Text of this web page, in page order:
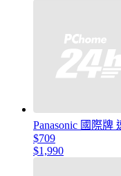
Panasonic 國際牌
$709
$1,990